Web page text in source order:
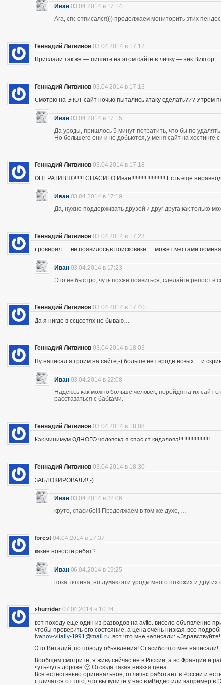
Иван 03.04.2014 в 17:14
Ага, спс отписался))) продолжаем мониторить этих
Геннадий Литвинов 03.04.2014 в 17:12
Прислали так же — пишите на этом сайте в личку — ник Виктор…
Геннадий Литвинов 03.04.2014 в 17:13
Смотрю на ЭТОТ сайт ночью пытались атаку сделать??? Утром
Иван 03.04.2014 в 17:15
Да уроды, пришлось 5 минут потратить, что бы по
Но большего они и не добьются, у меня сайт на хостинге
Геннадий Литвинов 03.04.2014 в 17:18
ОПЕРАТИВНО!!!!!! СПАСИБО Иван!!!!!!!!!!!!!!!!!!!!!!! Есть еще
Иван 03.04.2014 в 17:19
Да, нужно поддерживать друзей и друг друга как только
Геннадий Литвинов 03.04.2014 в 17:23
проверил…. не появилось в поисковике…. может местами
Иван 03.04.2014 в 17:23
Это не быстро, чуть позже появиться, сделайте репост в
Геннадий Литвинов 03.04.2014 в 17:40
Да я нигде в соцсетях не бываю…
Геннадий Литвинов 03.04.2014 в 18:03
Ну написал я троим на сайте;-) больше нет вроде новых… и
Иван 03.04.2014 в 22:08
Надеюсь как можно больше человек, перейдя на их сайт
расставаться с бабками.
Геннадий Литвинов 03.04.2014 в 18:08
Как минимум ОДНОГО человека я спас от кидалова!!!!!!!!!!!!!!!!!!!!!
Геннадий Литвинов 03.04.2014 в 18:30
ЗАБЛОКИРОВАЛИ!;-)
Иван 03.04.2014 в 22:06
круто, спасибо!!! Продолжаем в том же духе, …
forest 04.04.2014 в 17:37
какие новости ребят?
Иван 06.04.2014 в 19:25
пока тишина, но думаю эти уроды много похожих и
shurrider 07.04.2014 в 10:24
вот походу еще один из разводов на avito. висело объявление
чтобы проверить его состояние, а цена очень низкая. все
ivanov-vitaliy-1991@mail.ru. вот что мне написали: «Здравствуйте!
Это Виталий, по поводу обьявления! Спасибо что мне написали!
Вообщем смотрите, я живу сейчас не в России, а во Франции и
чуть-чуть дороже 🙂 Отсюда такая низкая цена.
Все естественно оригинальное, отлично работает в России и
отличатся от того, что вы купите у нас в мВидео или например в